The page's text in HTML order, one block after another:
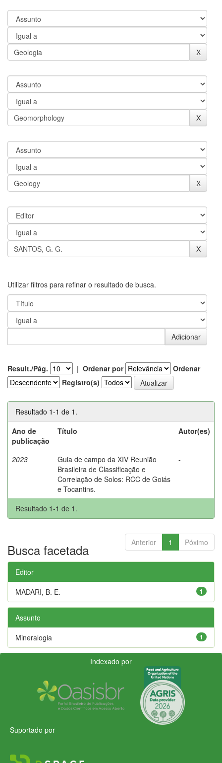
Utilizar filtros para refinar o resultado de busca.
Result./Pág. | Ordenar por
Ordenar
Registro(s)
Resultado 1-1 de 1.
Ano de
publicação
Título Autor(es)
2023
Guia de campo da XIV Reunião
Brasileira de Classificação e
Correlação de Solos: RCC de Goiás
e Tocantins.
-
Resultado 1-1 de 1.
Anterior 1 Póximo
Busca facetada
Editor
1
MADARI, B. E.
Assunto
1
Mineralogia
Indexado por
Suportado por